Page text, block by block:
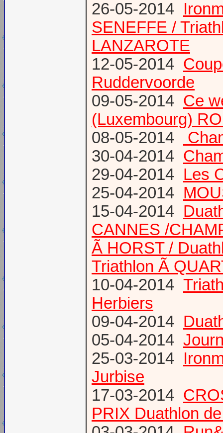
26-05-2014
SENEFFE /
LANZAROTE
12-05-2014
Ruddervoorde
09-05-2014 Ce
(Luxembourg)
08-05-2014
30-04-2014
29-04-2014 Les
25-04-2014
15-04-2014
CANNES /
Ã HORST /
Triathlon Ã
10-04-2014
Herbiers
09-04-2014
05-04-2014
25-03-2014
Jurbise
17-03-2014
PRIX Duathlon